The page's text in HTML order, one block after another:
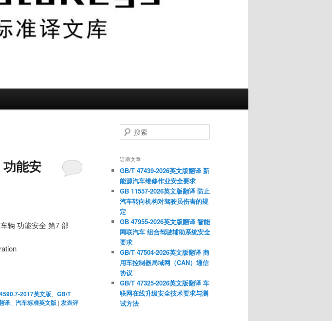
能安
辆 功能安全 第7 部
2017英文版
GB/T
译 汽车标准英文版 | 发表评
搜
索
近期文章
GB/T 47439-2026英文版翻译 新
能源汽车维修作业安全要求
GB 11557-2026英文版翻译 防止
汽车转向机构对驾驶员伤害的规
定
GB 47955-2026英文版翻译 智能
网联汽车 组合驾驶辅助系统安全
要求
GB/T 47504-2026英文版翻译 商
用车控制器局域网（CAN）通信
协议
GB/T 47325-2026英文版翻译 车
联网在线升级安全技术要求与测
试方法